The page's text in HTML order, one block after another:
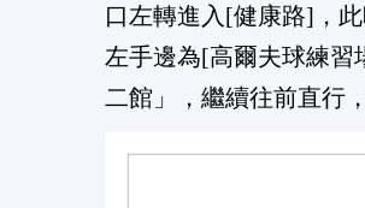
口左轉進入[健康路]，
左手邊為[高爾夫球練
二館」，繼續往前直行